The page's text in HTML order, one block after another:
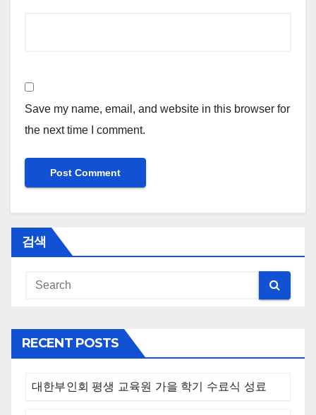
Save my name, email, and website in this browser for
the next time I comment.
검색
RECENT POSTS
대한부인회 평생 교육원 가을 학기 수료식 성료